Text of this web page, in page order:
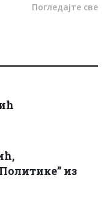
Погледајте све
из